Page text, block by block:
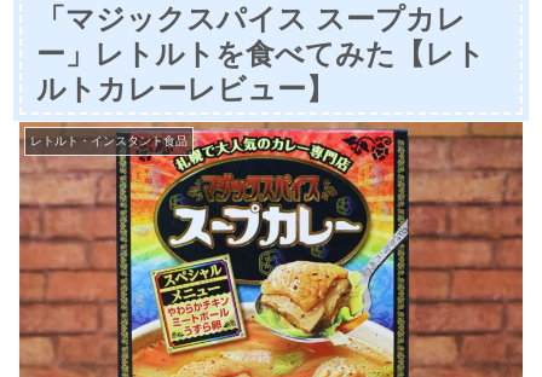
「マジックスパイス スープカレ
ー」レトルトを食べてみた【レト
ルトカレーレビュー】
レトルト・インスタント食品